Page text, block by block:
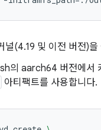
널(4.19 및 이전 버전)을
의 aarch64 버전에서
아티팩트를 사용합니다.